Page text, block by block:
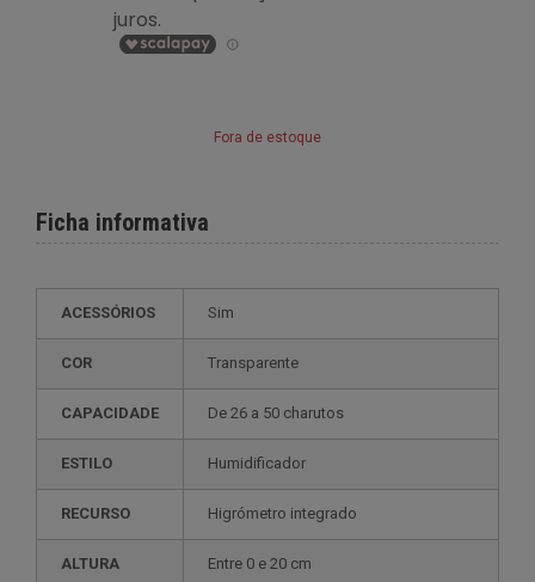
Fora de estoque
Ficha informativa
ACESSÓRIOS Sim
COR Transparente
CAPACIDADE de 26 a 50 charutos
ESTILO humidificador
RECURSO higrómetro integrado
ALTURA entre 0 e 20 cm